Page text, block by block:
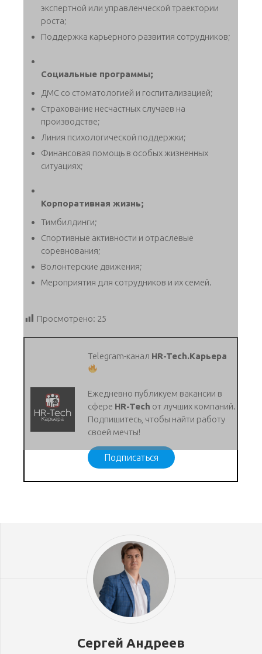
экспертной или управленческой траектории
роста;
Поддержка карьерного развития сотрудников;
Социальные программы;
ДМС со стоматологией и госпитализацией;
Страхование несчастных случаев на
производстве;
Линия психологической поддержки;
Финансовая помощь в особых жизненных
ситуациях;
Корпоративная жизнь;
Тимбилдинги;
Спортивные активности и отраслевые
соревнования;
Волонтерские движения;
Мероприятия для сотрудников и их семей.
Просмотрено: 25
Telegram-канал HR-Tech.Карьера
Ежедневно публикуем вакансии в
сфере HR-Tech от лучших компаний.
Подпишитесь, чтобы найти работу
своей мечты!
Подписаться
Сергей Андреев